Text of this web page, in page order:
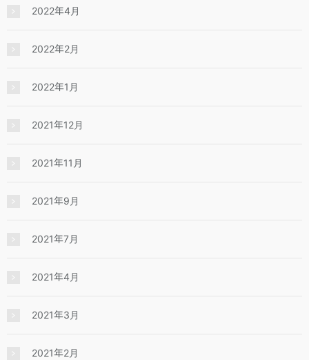
2022年4月
2022年2月
2022年1月
2021年12月
2021年11月
2021年9月
2021年7月
2021年4月
2021年3月
2021年2月